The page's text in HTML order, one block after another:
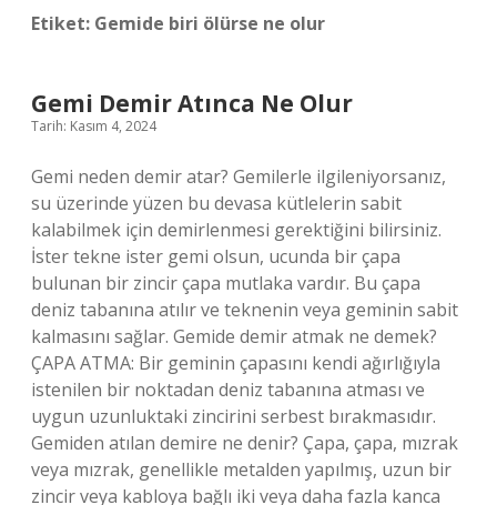
Etiket: Gemide biri ölürse ne olur
Gemi Demir Atınca Ne Olur
Tarih: Kasım 4, 2024
Gemi neden demir atar? Gemilerle ilgileniyorsanız,
su üzerinde yüzen bu devasa kütlelerin sabit
kalabilmek için demirlenmesi gerektiğini bilirsiniz.
İster tekne ister gemi olsun, ucunda bir çapa
bulunan bir zincir çapa mutlaka vardır. Bu çapa
deniz tabanına atılır ve teknenin veya geminin sabit
kalmasını sağlar. Gemide demir atmak ne demek?
ÇAPA ATMA: Bir geminin çapasını kendi ağırlığıyla
istenilen bir noktadan deniz tabanına atması ve
uygun uzunluktaki zincirini serbest bırakmasıdır.
Gemiden atılan demire ne denir? Çapa, çapa, mızrak
veya mızrak, genellikle metalden yapılmış, uzun bir
zincir veya kabloya bağlı iki veya daha fazla kanca